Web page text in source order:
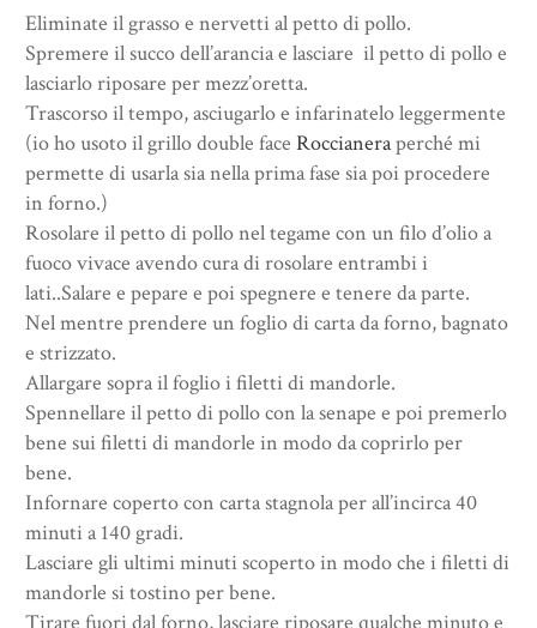
Eliminate il grasso e nervetti al petto di pollo.
Spremere il succo dell’arancia e lasciare il petto di pollo e
lasciarlo riposare per mezz’oretta.
Trascorso il tempo, asciugarlo e infarinatelo leggermente
(io ho usoto il grillo double face Roccianeraperché mi
permette di usarla sia nella prima fase sia poi procedere
in forno.)
Rosolare il petto di pollo nel tegame con un filo d’olio a
fuoco vivace avendo cura di rosolare entrambi i
lati..Salare e pepare e poi spegnere e tenere da parte.
Nel mentre prendere un foglio di carta da forno, bagnato
e strizzato.
Allargare sopra il foglio i filetti di mandorle.
Spennellare il petto di pollo con la senape e poi premerlo
bene sui filetti di mandorle in modo da coprirlo per
bene.
Infornare coperto con carta stagnola per all’incirca 40
minuti a 140 gradi.
Lasciare gli ultimi minuti scoperto in modo che i filetti di
mandorle si tostino per bene.